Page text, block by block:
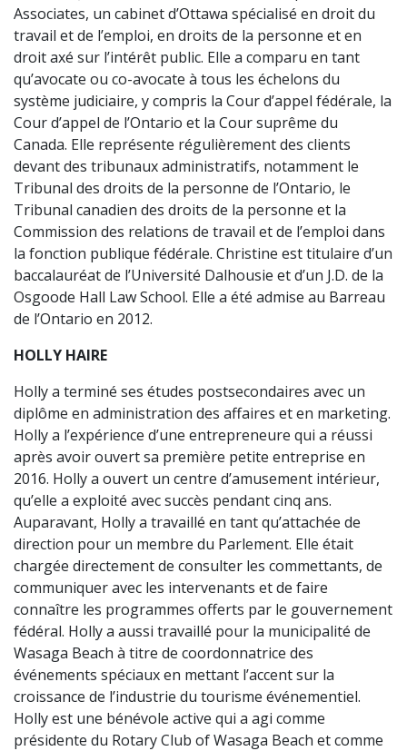
Associates, un cabinet d’Ottawa spécialisé en droit du
travail et de l’emploi, en droits de la personne et en
droit axé sur l’intérêt public. Elle a comparu en tant
qu’avocate ou co-avocate à tous les échelons du
système judiciaire, y compris la Cour d’appel fédérale, la
Cour d’appel de l’Ontario et la Cour suprême du
Canada. Elle représente régulièrement des clients
devant des tribunaux administratifs, notamment le
Tribunal des droits de la personne de l’Ontario, le
Tribunal canadien des droits de la personne et la
Commission des relations de travail et de l’emploi dans
la fonction publique fédérale. Christine est titulaire d’un
baccalauréat de l’Université Dalhousie et d’un J.D. de la
Osgoode Hall Law School. Elle a été admise au Barreau
de l’Ontario en 2012.
HOLLY HAIRE
Holly a terminé ses études postsecondaires avec un
diplôme en administration des affaires et en marketing.
Holly a l’expérience d’une entrepreneure qui a réussi
après avoir ouvert sa première petite entreprise en
2016. Holly a ouvert un centre d’amusement intérieur,
qu’elle a exploité avec succès pendant cinq ans.
Auparavant, Holly a travaillé en tant qu’attachée de
direction pour un membre du Parlement. Elle était
chargée directement de consulter les commettants, de
communiquer avec les intervenants et de faire
connaître les programmes offerts par le gouvernement
fédéral. Holly a aussi travaillé pour la municipalité de
Wasaga Beach à titre de coordonnatrice des
événements spéciaux en mettant l’accent sur la
croissance de l’industrie du tourisme événementiel.
Holly est une bénévole active qui a agi comme
présidente du Rotary Club of Wasaga Beach et comme